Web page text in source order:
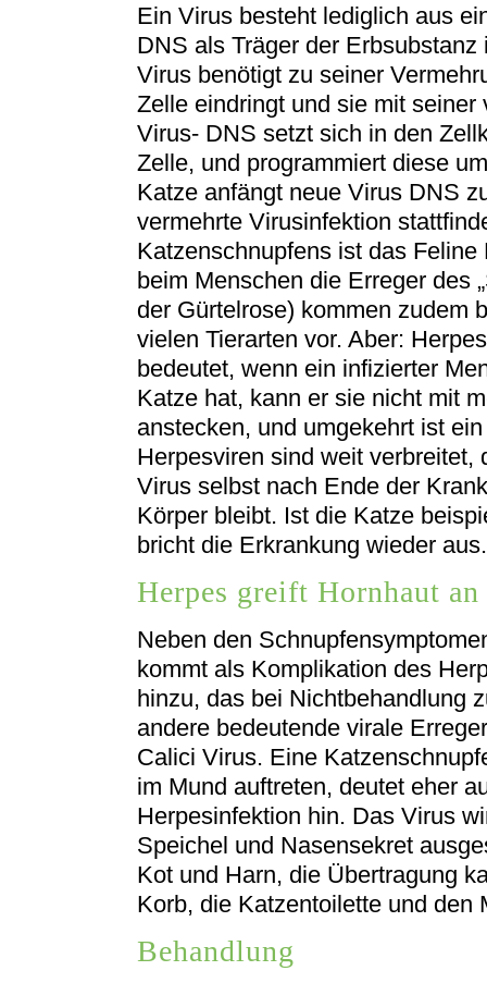
Ein Virus besteht lediglich aus
DNS als Träger der
Virus benötigt zu seiner
Zelle eindringt und sie mit
Virus- DNS setzt sich in den
Zelle, und programmiert diese
Katze anfängt neue Virus DNS
vermehrte Virusinfektion
Katzenschnupfens ist das
beim Menschen die Erreger des
der Gürtelrose) kommen zudem
vielen Tierarten vor. Aber:
bedeutet, wenn ein infizierter
Katze hat, kann er sie nicht mit
anstecken, und umgekehrt ist
Herpesviren sind weit
Virus selbst nach Ende der
Körper bleibt. Ist die Katze
bricht die Erkrankung wieder aus.
Herpes greift Hornhaut an
Neben den
kommt als Komplikation des
hinzu, das bei Nichtbehandlung
andere bedeutende virale
Calici Virus. Eine
im Mund auftreten, deutet eher
Herpesinfektion hin. Das Virus
Speichel und Nasensekret
Kot und Harn, die Übertragung
Korb, die Katzentoilette und den
Behandlung